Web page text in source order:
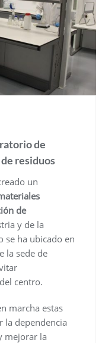
de
residuos
un
de
y de la
se ha ubicado en
la sede de
centro.
marcha estas
la dependencia
mejorar la